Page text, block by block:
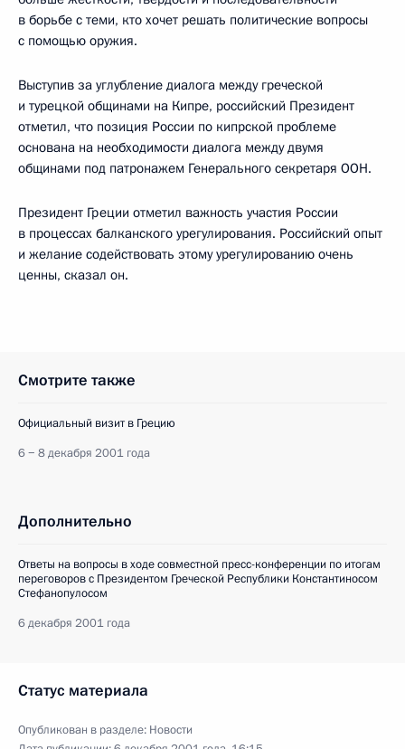
в борьбе с теми, кто хочет решать политические вопросы
с помощью оружия.
Выступив за углубление диалога между греческой
и турецкой общинами на Кипре, российский Президент
отметил, что позиция России по кипрской проблеме
основана на необходимости диалога между двумя
общинами под патронажем Генерального секретаря ООН.
Президент Греции отметил важность участия России
в процессах балканского урегулирования. Российский опыт
и желание содействовать этому урегулированию очень
ценны, сказал он.
Смотрите также
Официальный визит в Грецию
6 − 8 декабря 2001 года
Дополнительно
Ответы на вопросы в ходе совместной пресс-конференции по итогам
переговоров с Президентом Греческой Республики Константиносом
Стефанопулосом
6 декабря 2001 года
Статус материала
Опубликован в разделе: Новости